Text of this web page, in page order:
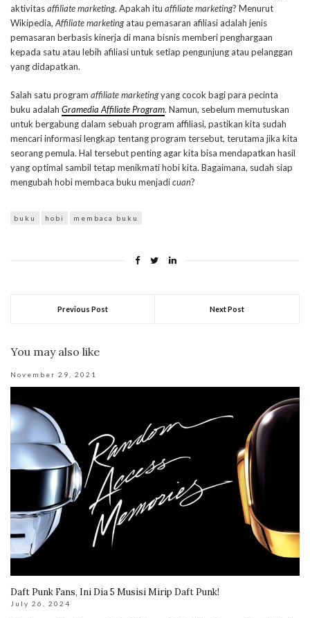
aktivitasaffiliate marketing. Apakah itu affiliate marketing? Menurut
Wikipedia, Affiliate marketingatau pemasaran afiliasi adalah jenis
pemasaran berbasis kinerja di mana bisnis memberi penghargaan
kepada satu atau lebih afiliasi untuk setiap pengunjung atau pelanggan
yang didapatkan.
Salah satu program affiliate marketingyang cocok bagi para pecinta
buku adalah Gramedia Affiliate Program. Namun, sebelum memutuskan
untuk bergabung dalam sebuah program affiliasi, pastikan kita sudah
mencari informasi lengkap tentang program tersebut, terutama jika kita
seorang pemula. Hal tersebut penting agar kita bisa mendapatkan hasil
yang optimal sambil tetap menikmati hobi kita. Bagaimana, sudah siap
mengubah hobi membaca buku menjadicuan?
buku hobi membaca buku
Previous Post Next Post
You may also like
November 29, 2021
Daft Punk Fans, Ini Dia 5 Musisi Mirip Daft Punk!
July 26, 2024